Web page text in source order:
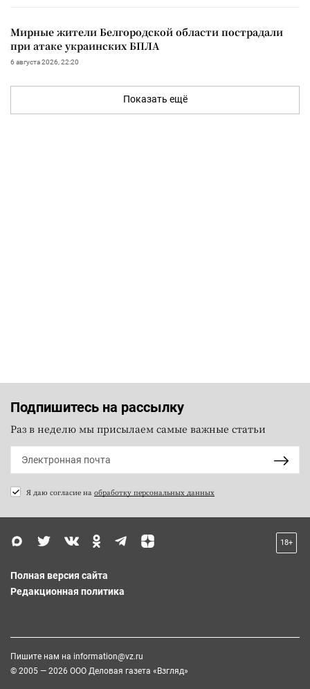
Мирные жители Белгородской области пострадали
при атаке украинских БПЛА
6 августа 2026, 22:20
Показать ещё
Подпишитесь на рассылку
Раз в неделю мы присылаем самые важные статьи
Я даю согласие на обработку персональных данных
18+
Полная версия сайта
Редакционная политика
Пишите нам на information@vz.ru
© 2005 — 2026 ООО Деловая газета «Взгляд»